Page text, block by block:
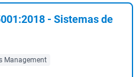
- Sistemas de
Management